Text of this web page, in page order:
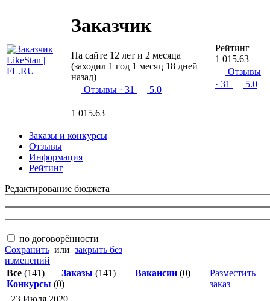
Заказчик
На сайте 12 лет и 2 месяца
(заходил 1 год 1 месяц 18 дней
назад)
Отзывы · 31 5.0
1 015.63
Рейтинг
1 015.63
Отзывы
· 31
5.0
Заказы и конкурсы
Отзывы
Информация
Рейтинг
Редактирование бюджета
по договорённости
Сохранить или закрыть без
изменений
Все (141) Заказы (141) Вакансии (0)
Конкурсы (0)
Разместить
заказ
23 Июля 2020